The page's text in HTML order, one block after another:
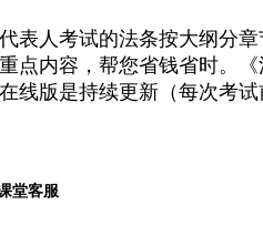
表人考试的法条按大纲分
点内容，帮您省钱省时。
线版是持续更新（每次考
堂客服